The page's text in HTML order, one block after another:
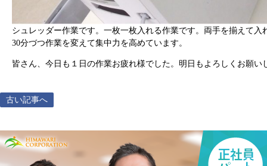
シュレッダー作業です。一枚一枚入れる作業です。両手を揃えて入
30分づつ作業を変えて集中力を高めています。
皆さん、今日も１日の作業お疲れ様でした。明日もよろしくお願い
古い記事へ